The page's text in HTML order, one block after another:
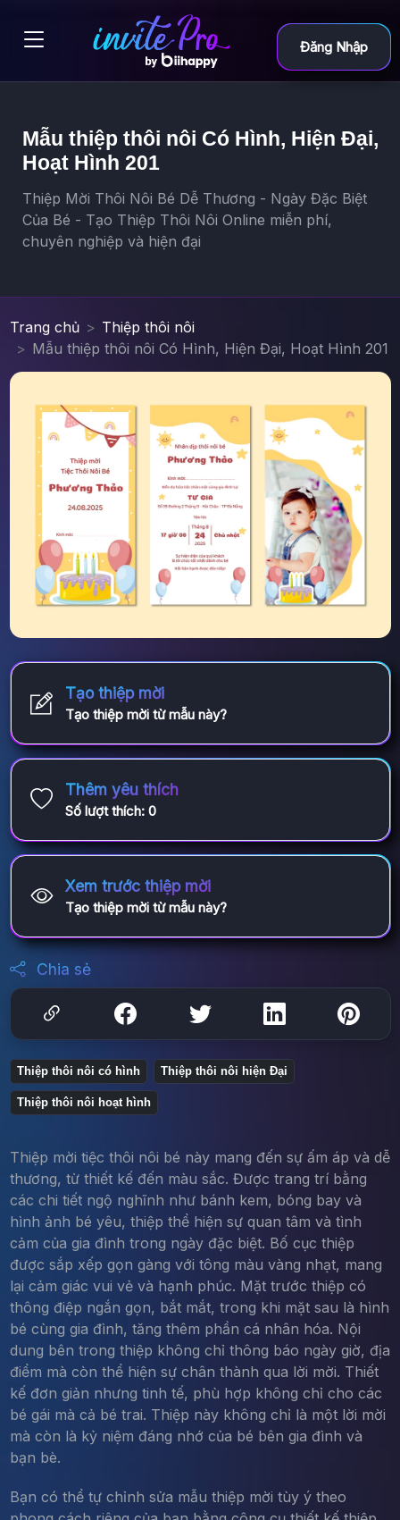
Đăng Nhập
Mẫu thiệp thôi nôi Có Hình, Hiện Đại,
Hoạt Hình 201
Thiệp Mời Thôi Nôi Bé Dễ Thương - Ngày Đặc Biệt
Của Bé - Tạo Thiệp Thôi Nôi Online miễn phí,
chuyên nghiệp và hiện đại
Trang chủ
Thiệp thôi nôi
Mẫu thiệp thôi nôi Có Hình, Hiện Đại, Hoạt Hình 201
Tạo thiệp mời
Tạo thiệp mời từ mẫu này?
Thêm yêu thích
Số lượt thích: 0
Xem trước thiệp mời
Tạo thiệp mời từ mẫu này?
Chia sẻ
Thiệp thôi nôi có hình Thiệp thôi nôi hiện Đại
Thiệp thôi nôi hoạt hình
Thiệp mời tiệc thôi nôi bé này mang đến sự ấm áp và dễ
thương, từ thiết kế đến màu sắc. Được trang trí bằng
các chi tiết ngộ nghĩnh như bánh kem, bóng bay và
hình ảnh bé yêu, thiệp thể hiện sự quan tâm và tình
cảm của gia đình trong ngày đặc biệt. Bố cục thiệp
được sắp xếp gọn gàng với tông màu vàng nhạt, mang
lại cảm giác vui vẻ và hạnh phúc. Mặt trước thiệp có
thông điệp ngắn gọn, bắt mắt, trong khi mặt sau là hình
bé cùng gia đình, tăng thêm phần cá nhân hóa. Nội
dung bên trong thiệp không chỉ thông báo ngày giờ, địa
điểm mà còn thể hiện sự chân thành qua lời mời. Thiết
kế đơn giản nhưng tinh tế, phù hợp không chỉ cho các
bé gái mà cả bé trai. Thiệp này không chỉ là một lời mời
mà còn là kỷ niệm đáng nhớ của bé bên gia đình và
bạn bè.
Bạn có thể tự chỉnh sửa mẫu thiệp mời tùy ý theo